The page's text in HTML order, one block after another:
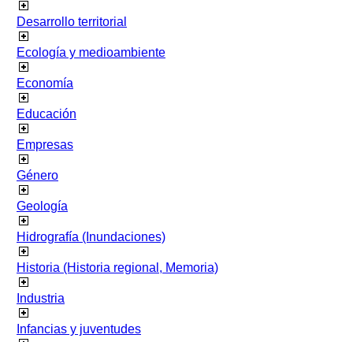
Desarrollo territorial
Ecología y medioambiente
Economía
Educación
Empresas
Género
Geología
Hidrografía (Inundaciones)
Historia (Historia regional, Memoria)
Industria
Infancias y juventudes